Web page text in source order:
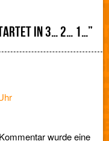
IN 3… 2… 1…”
wurde eine